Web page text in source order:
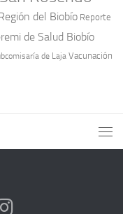
del Biobío Reporte
de Salud Biobío
de Laja Vacunación